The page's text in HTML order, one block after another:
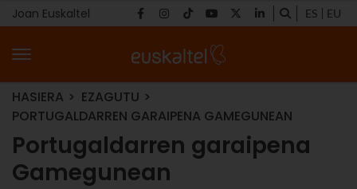
Joan Euskaltel ES EU
HASIERA
EZAGUTU
PORTUGALDARREN GARAIPENA GAMEGUNEAN
Portugaldarren garaipena
Gamegunean